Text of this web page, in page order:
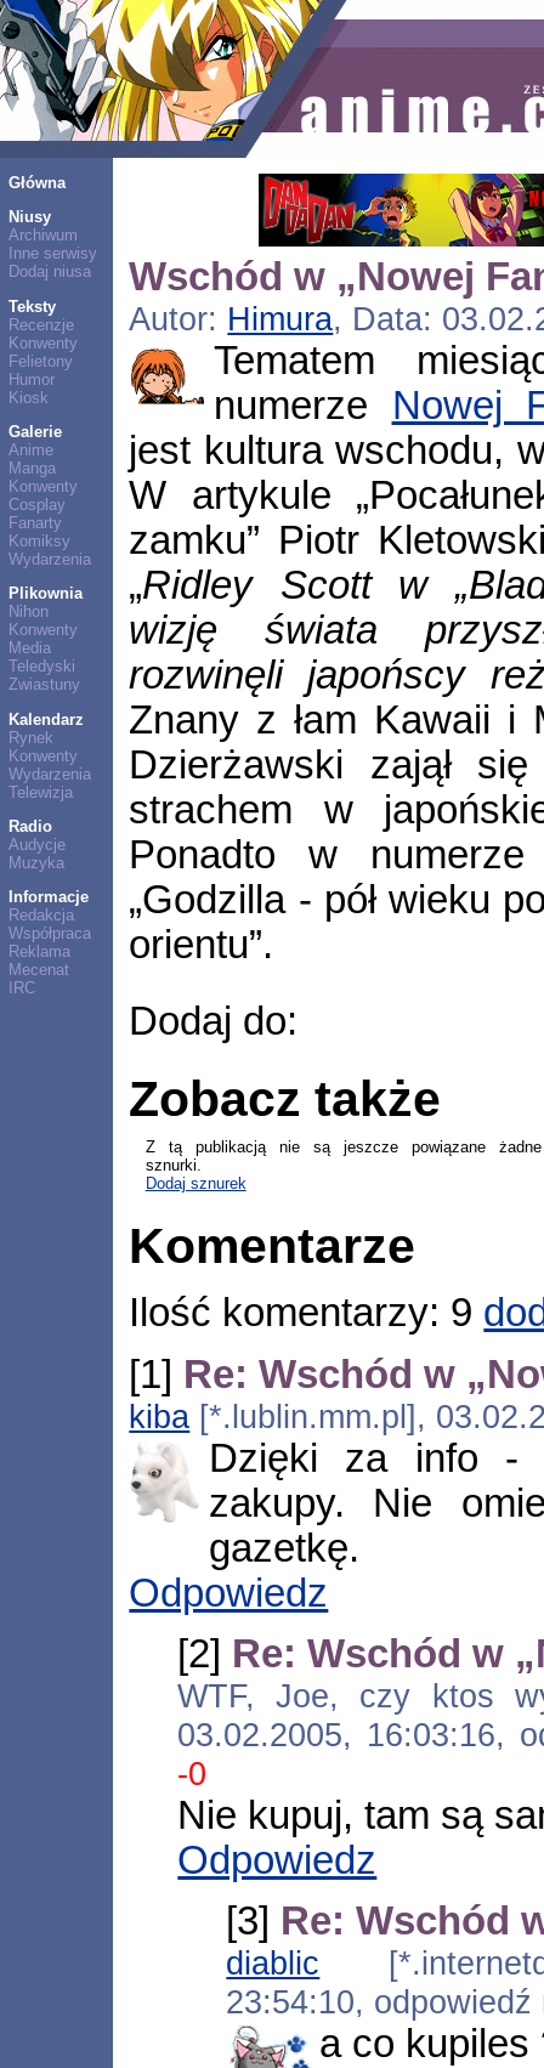
Główna
Niusy
Archiwum
Inne serwisy
Dodaj niusa
Teksty
Recenzje
Konwenty
Felietony
Humor
Kiosk
Galerie
Anime
Manga
Konwenty
Cosplay
Fanarty
Komiksy
Wydarzenia
Plikownia
Nihon
Konwenty
Media
Teledyski
Zwiastuny
Kalendarz
Rynek
Konwenty
Wydarzenia
Telewizja
Radio
Audycje
Muzyka
Informacje
Redakcja
Współpraca
Reklama
Mecenat
IRC
Wschód w „Nowej
Autor: Himura, Data:
Tematem
numerze Nowej
jest kultura wschodu,
W artykule
zamku” Piotr
„Ridley Scott w
wizję świata
rozwinęli japońscy
Znany z łam Kawaii i
Dzierżawski zajął
strachem w
Ponadto w numerze
„Godzilla - pół wieku
orientu”.
Dodaj do:
Zobacz także
Z tą publikacją nie są jeszcze powiązane żadne
sznurki.
Dodaj sznurek
Komentarze
Ilość komentarzy: 9
[1] Re: Wschód w
kiba [*.lublin.mm.pl],
Dzięki za info -
zakupy. Nie
gazetkę.
Odpowiedz
[2] Re: Wschód w
WTF, Joe, czy ktos
03.02.2005, 16:03:16,
-0
Nie kupuj, tam są
Odpowiedz
[3] Re: Wschód
diablic
23:54:10,
a co kupiles